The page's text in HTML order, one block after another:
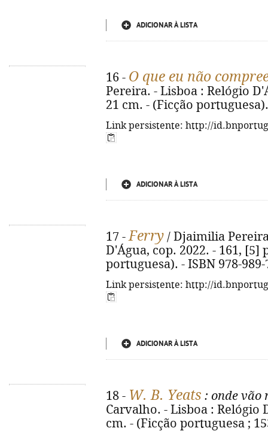
ADICIONAR À LISTA
16 - O que eu não
Pereira. - Lisboa : Relógio
21 cm. - (Ficção
Link persistente: http://
ADICIONAR À LISTA
17 -Ferry / Djaimilia
D'Água, cop. 2022. - 161, [5]
portuguesa). - ISBN 978-989-
Link persistente: http://
ADICIONAR À LISTA
18 - W. B. Yeats : onde vão
Carvalho. - Lisboa : Relógio
cm. - (Ficção portuguesa ;